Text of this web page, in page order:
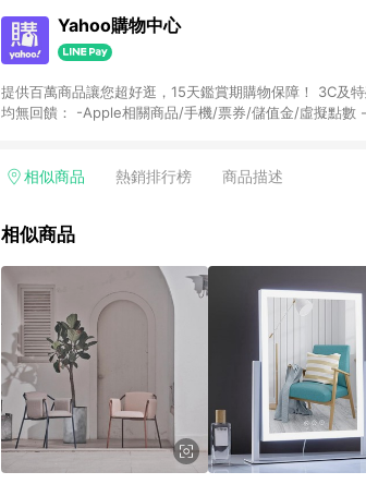
Yahoo購物中心
提供百萬商品讓您超好逛，15天鑑賞期購物保障！ 3C及特殊商品回饋
均無回饋： -Apple相關商品/手機/票券/儲值金/虛擬點
Yahoo超贈點回饋者 - 購物中心商店之商品：商品賣場中
相似商品 熱銷排行榜 商品描述
相似商品